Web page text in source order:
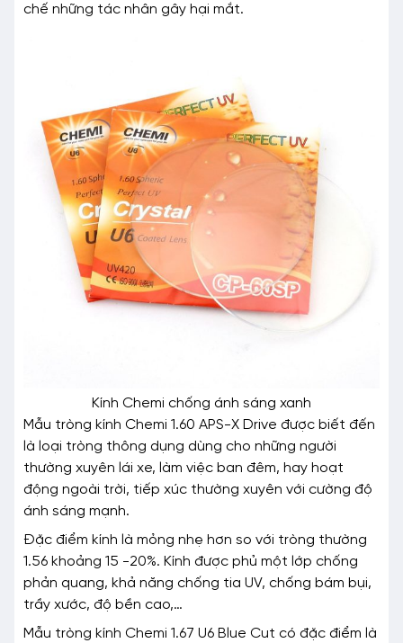
chế những tác nhân gây hại mắt.
Kính Chemi chống ánh sáng xanh
Mẫu tròng kính Chemi 1.60 APS-X Drive được biết đến
là loại tròng thông dụng dùng cho những người
thường xuyên lái xe, làm việc ban đêm, hay hoạt
động ngoài trời, tiếp xúc thường xuyên với cường độ
ánh sáng mạnh.
Đặc điểm kính là mỏng nhẹ hơn so với tròng thường
1.56 khoảng 15 -20%. Kính được phủ một lớp chống
phản quang, khả năng chống tia UV, chống bám bụi,
trầy xước, độ bền cao,…
Mẫu tròng kính Chemi 1.67 U6 Blue Cut có đặc điểm là